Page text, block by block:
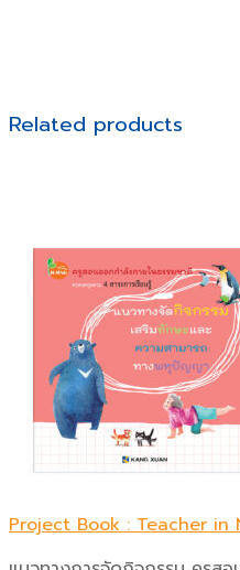
Related products
Project Book : Teacher in